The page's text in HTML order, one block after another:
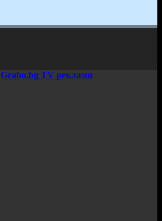
Grabo.bg TV реклами